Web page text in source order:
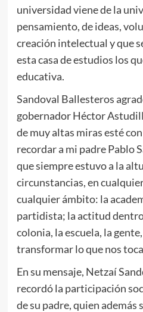
universidad viene de la
pensamiento, de ideas,
creación intelectual y que
esta casa de estudios los
educativa.
Sandoval Ballesteros
gobernador Héctor
de muy altas miras esté
recordar a mi padre Pablo
que siempre estuvo a la
circunstancias, en
cualquier ámbito: la
partidista; la actitud
colonia, la escuela, la
transformar lo que nos
En su mensaje, Netzaí
recordó la participación
de su padre, quien además